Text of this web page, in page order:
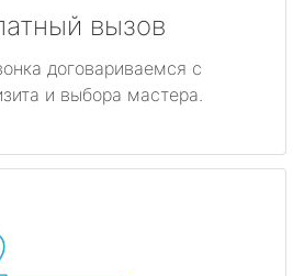
вызов
договариваемся с
и выбора мастера.